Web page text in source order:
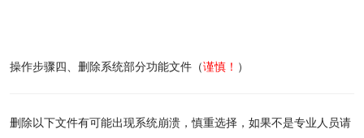
操作步骤四、删除系统部分功能文件（谨慎！ ）
删除以下文件有可能出现系统崩溃，慎重选择，如果不是专业人员请